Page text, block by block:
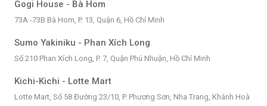
Gogi House - Bà Hom
73A -73B Bà Hom, P. 13, Quận 6, Hồ Chí Minh
Sumo Yakiniku - Phan Xích Long
Số 210 Phan Xích Long, P. 7, Quận Phú Nhuận, Hồ Chí Minh
Kichi-Kichi - Lotte Mart
Lotte Mart, Số 58 Đường 23/10, P. Phương Sơn, Nha Trang, Khánh Hoà